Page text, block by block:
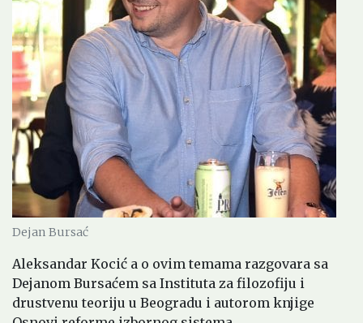
Dejan Bursać
Aleksandar Kocić a o ovim temama razgovara sa
Dejanom Bursaćem sa Instituta za filozofiju i
drustvenu teoriju u Beogradu i autorom knjige